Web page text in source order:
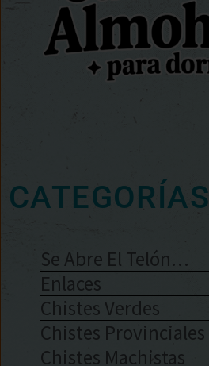
CATEGORÍAS
Se Abre El Telón…
Enlaces
Chistes Verdes
Chistes Provinciales
Chistes Machistas